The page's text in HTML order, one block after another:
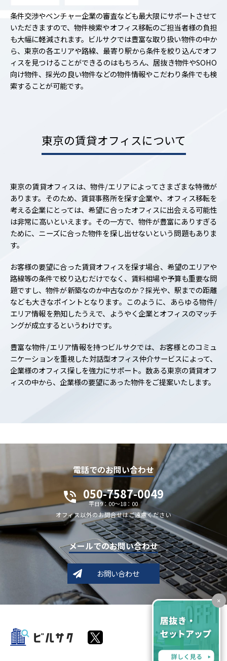
×
条件交渉やベンチャー企業の審査なども最大限にサポートさせて
いただきますので、物件検索やオフィス移転のご担当者様の負担
も大幅に軽減されます。ビルサクでは豊富な取り扱い物件の中か
ら、東京の各エリアや路線、最寄り駅から条件を絞り込んでオフ
ィスを見つけることができるのはもちろん、居抜き物件やSOHO
向け物件、採光の良い物件などの物件情報やこだわり条件でも検
索することが可能です。
東京の賃貸オフィスについて
東京の賃貸オフィスは、物件/エリアによってさまざまな特徴が
あります。そのため、賃貸事務所を探す企業や、オフィス移転を
考える企業にとっては、希望に合ったオフィスに出会える可能性
は非常に高いといえます。その一方で、物件が豊富にありすぎる
ために、ニーズに合った物件を探し出せないという問題もありま
す。
お客様の要望に合った賃貸オフィスを探す場合、希望のエリアや
路線等の条件で絞り込むだけでなく、賃料相場や予算も重要な問
題ですし、物件が新築なのか中古なのか？採光や、駅までの距離
なども大きなポイントとなります。このように、あらゆる物件/
エリア情報を熟知したうえで、ようやく企業とオフィスのマッチ
ングが成立するというわけです。
豊富な物件/エリア情報を持つビルサクでは、お客様とのコミュ
ニケーションを重視した対話型オフィス仲介サービスによって、
企業様のオフィス探しを強力にサポート。数ある東京の賃貸オフ
ィスの中から、企業様の要望にあった物件をご提案いたします。
電話でのお問い合わせ
050-7587-0049
平日9：00～18：00
オフィス以外のお問合せはご遠慮ください
メールでのお問い合わせ
お問い合わせ